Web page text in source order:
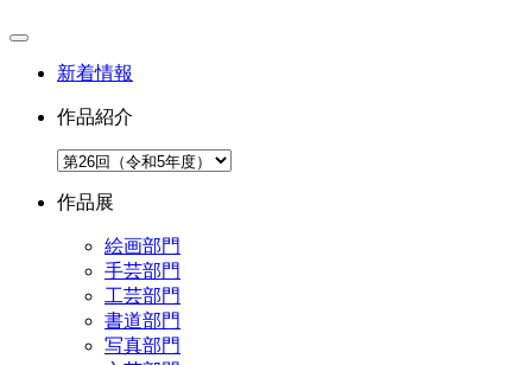
新着情報
作品紹介
作品展
絵画部門
手芸部門
工芸部門
書道部門
写真部門